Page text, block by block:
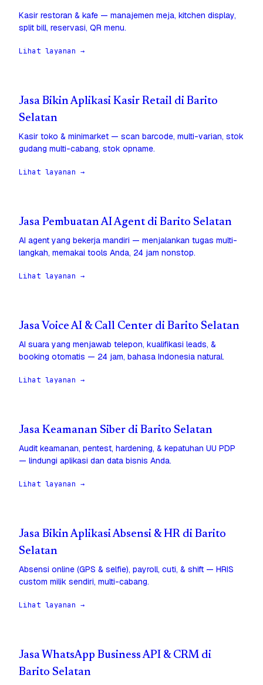
Kasir restoran & kafe — manajemen meja, kitchen display,
split bill, reservasi, QR menu.
Lihat layanan →
Jasa Bikin Aplikasi Kasir Retail di Barito
Selatan
Kasir toko & minimarket — scan barcode, multi-varian, stok
gudang multi-cabang, stok opname.
Lihat layanan →
Jasa Pembuatan AI Agent di Barito Selatan
AI agent yang bekerja mandiri — menjalankan tugas multi-
langkah, memakai tools Anda, 24 jam nonstop.
Lihat layanan →
Jasa Voice AI & Call Center di Barito Selatan
AI suara yang menjawab telepon, kualifikasi leads, &
booking otomatis — 24 jam, bahasa Indonesia natural.
Lihat layanan →
Jasa Keamanan Siber di Barito Selatan
Audit keamanan, pentest, hardening, & kepatuhan UU PDP
— lindungi aplikasi dan data bisnis Anda.
Lihat layanan →
Jasa Bikin Aplikasi Absensi & HR di Barito
Selatan
Absensi online (GPS & selfie), payroll, cuti, & shift — HRIS
custom milik sendiri, multi-cabang.
Lihat layanan →
Jasa WhatsApp Business API & CRM di
Barito Selatan